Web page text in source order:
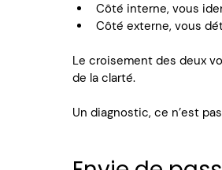
Côté interne, vous
Côté externe, vous
Le croisement des deux
de la clarté.
Un diagnostic, ce n’est